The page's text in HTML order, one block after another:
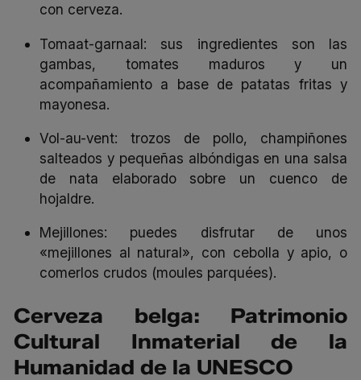
con cerveza.
Tomaat-garnaal: sus ingredientes son las
gambas, tomates maduros y un
acompañamiento a base de patatas fritas y
mayonesa.
Vol-au-vent: trozos de pollo, champiñones
salteados y pequeñas albóndigas en una salsa
de nata elaborado sobre un cuenco de
hojaldre.
Mejillones: puedes disfrutar de unos
«mejillones al natural», con cebolla y apio, o
comerlos crudos (moules parquées).
Cerveza belga: Patrimonio
Cultural Inmaterial de la
Humanidad de la UNESCO